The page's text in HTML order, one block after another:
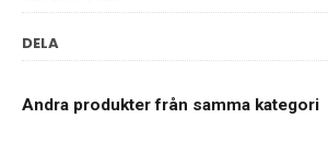
DELA
Andra produkter från samma kategori